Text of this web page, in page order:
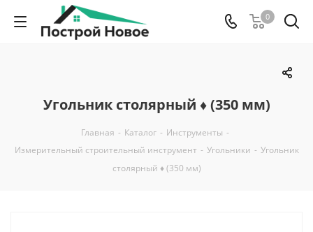
0
Угольник столярный ♦ (350 мм)
Главная - Каталог - Инструменты -
Измерительный строительный инструмент - Угольники - Угольник
столярный ♦ (350 мм)